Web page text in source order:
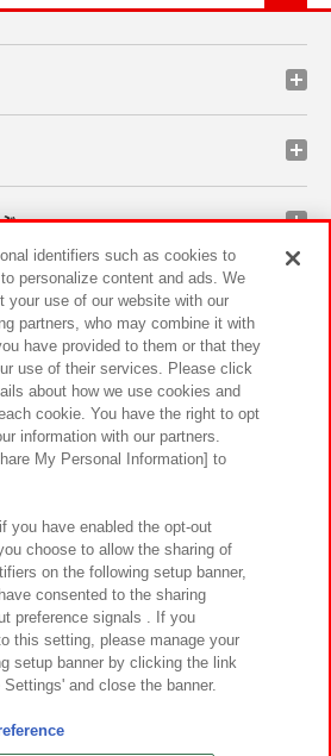
ン
ステナビリティ サイトポリシー
ウェブアクセシビリティ方針と検証結果
もに
応方針 よくあるご質問・お問い合わせ
Namco Amusement Inc.
Namco Amusement Lab Inc.
identifiers such as cookies to
personalize content and ads. We
your use of our website with our
partners, who may combine it with
have provided to them or that they
use of their services. Please click
about how we use cookies and
cookie. You have the right to opt
information with our partners.
My Personal Information] to
you have enabled the opt-out
choose to allow the sharing of
on the following setup banner,
consented to the sharing
preference signals . If you
this setting, please manage your
setup banner by clicking the link
and close the banner.